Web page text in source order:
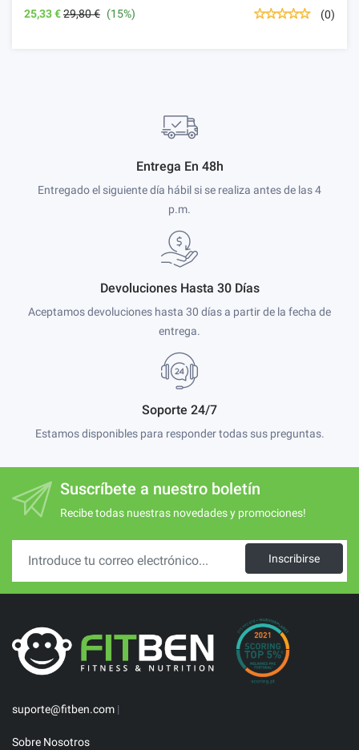
25,33 €29,80 € (15%) (0)
Entrega En 48h
Entregado el siguiente día hábil si se realiza antes de las 4
p.m.
Devoluciones Hasta 30 Días
Aceptamos devoluciones hasta 30 días a partir de la fecha de
entrega.
Soporte 24/7
Estamos disponibles para responder todas sus preguntas.
Suscríbete a nuestro boletín
Recibe todas nuestras novedades y promociones!
Inscribirse
suporte@fitben.com |
Sobre Nosotros